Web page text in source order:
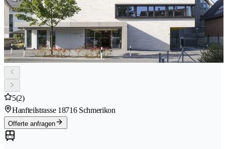
5(2)
Hanfteilstrasse 18716 Schmerikon
Offerte anfragen